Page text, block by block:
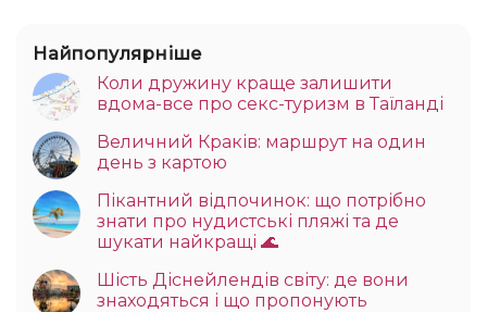
Найпопулярніше
Коли дружину краще залишити
вдома-все про секс-туризм в Таїланді
Величний Краків: маршрут на один
день з картою
Пікантний відпочинок: що потрібно
знати про нудистські пляжі та де
шукати найкращі 🌊
Шість Діснейлендів світу: де вони
знаходяться і що пропонують